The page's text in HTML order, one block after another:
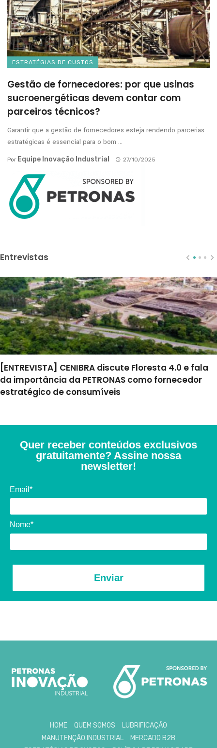
ESTRATÉGIAS DE CUSTOS
Gestão de fornecedores: por que usinas
sucroenergéticas devem contar com
parceiros técnicos?
Garantir que a gestão de fornecedores esteja rendendo parcerias
estratégicas é essencial para o bom ...
Por Equipe Inovação Industrial 27/10/2025
Entrevistas
[ENTREVISTA] CENIBRA discute Floresta 4.0 e fala
da importância da PETRONAS como fornecedor
estratégico de consumíveis
Quer receber conteúdos exclusivos
gratuitamente? Assine nossa
newsletter!
Email*
Nome*
Enviar
HOME QUEM SOMOS
LUBRIFICAÇÃO
MANUTENÇÃO INDUSTRIAL
MERCADO B2B